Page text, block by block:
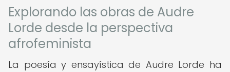
Explorando las obras de Audre
Lorde desde la perspectiva
afrofeminista
La poesía y ensayística de Audre Lorde ha